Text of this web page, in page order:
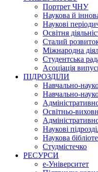
Портрет ЧНУ
Наукова й
Наукові
Освітня
Сталий
Міжнародна
Студентська
Асоціація
ПІДРОЗДІЛИ
Навчально-
Навчально-
Освітньо-
Наукові
Наукова
Студмістечко
РЕСУРСИ
е-Університет